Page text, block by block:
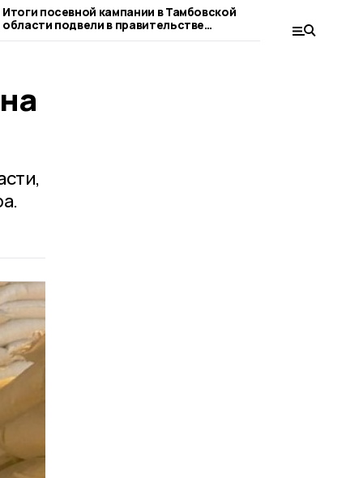
Итоги посевной кампании в Тамбовской
области подвели в правительстве
региона
фермер отмечен
Правительства